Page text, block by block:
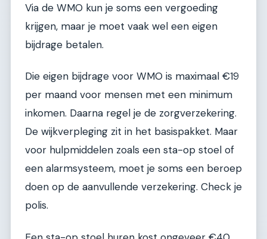
Via de WMO kun je soms een vergoeding
krijgen, maar je moet vaak wel een eigen
bijdrage betalen.
Die eigen bijdrage voor WMO is maximaal €19
per maand voor mensen met een minimum
inkomen. Daarna regel je de zorgverzekering.
De wijkverpleging zit in het basispakket. Maar
voor hulpmiddelen zoals een sta-op stoel of
een alarmsysteem, moet je soms een beroep
doen op de aanvullende verzekering. Check je
polis.